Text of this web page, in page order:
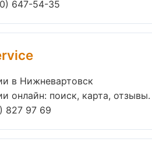
647-54-35
в Нижневартовск
онлайн: поиск, карта,
827 97 69